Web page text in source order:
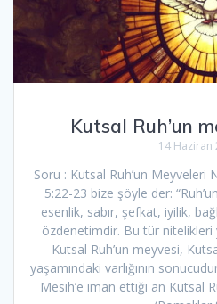
Kutsal Ruh’un
14 Haziran
Soru : Kutsal Ruh’un Meyveleri
5:22-23 bize şöyle der:
esenlik, sabır, şefkat, iyilik,
özdenetimdir. Bu tür nitelikleri
Kutsal Ruh’un meyvesi,
yaşamındaki varlığının
Mesih’e iman ettiği an Kutsal